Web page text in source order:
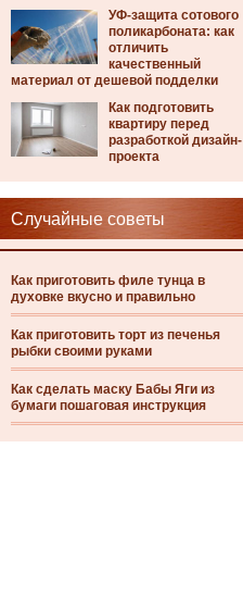
УФ-защита сотового
поликарбоната: как
отличить
качественный
материал от дешевой подделки
Как подготовить
квартиру перед
разработкой дизайн-
проекта
Случайные советы
Как приготовить филе тунца в
духовке вкусно и правильно
Как приготовить торт из печенья
рыбки своими руками
Как сделать маску Бабы Яги из
бумаги пошаговая инструкция